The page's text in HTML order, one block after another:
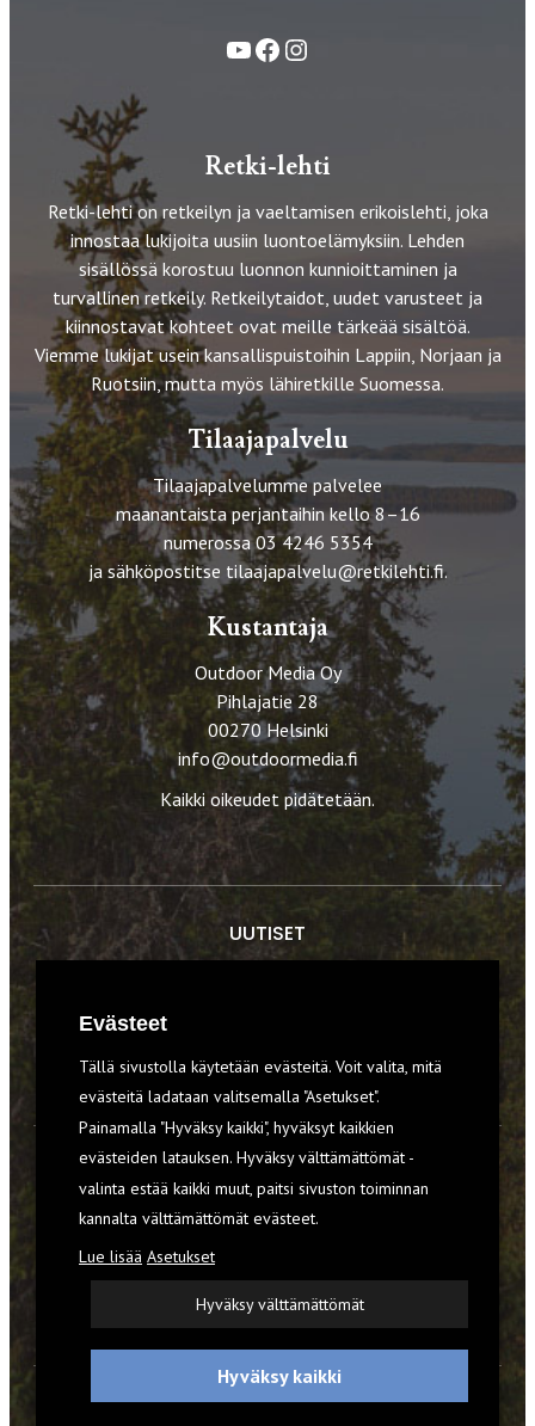
YouTube
FacebookInstagram
Retki-lehti
Retki-lehti on retkeilyn ja vaeltamisen erikoislehti, joka
innostaa lukijoita uusiin luontoelämyksiin. Lehden
sisällössä korostuu luonnon kunnioittaminen ja
turvallinen retkeily. Retkeilytaidot, uudet varusteet ja
kiinnostavat kohteet ovat meille tärkeää sisältöä.
Viemme lukijat usein kansallispuistoihin Lappiin, Norjaan ja
Ruotsiin, mutta myös lähiretkille Suomessa.
Tilaajapalvelu
Tilaajapalvelumme palvelee
maanantaista perjantaihin kello 8–16
numerossa 03 4246 5354
ja sähköpostitse tilaajapalvelu@retkilehti.fi.
Kustantaja
Outdoor Media Oy
Pihlajatie 28
00270 Helsinki
info@outdoormedia.fi
Kaikki oikeudet pidätetään.
UUTISET
VARUSTEET
TILAA RETKI-LEHTI
YHTEYSTIEDOT
REKISTERISELOSTE
EVÄSTEET
Evästeet
Tällä sivustolla käytetään evästeitä. Voit valita, mitä
evästeitä ladataan valitsemalla "Asetukset".
Painamalla "Hyväksy kaikki", hyväksyt kaikkien
evästeiden latauksen. Hyväksy välttämättömät -
valinta estää kaikki muut, paitsi sivuston toiminnan
kannalta välttämättömät evästeet.
Lue lisää Asetukset
Hyväksy välttämättömät
Hyväksy kaikki